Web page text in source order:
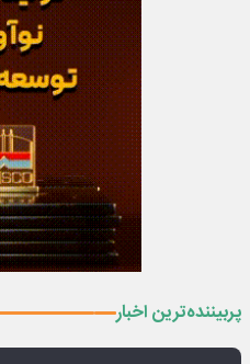
پربیننده‌ترین اخبار